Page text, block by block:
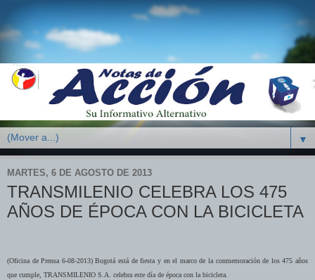
▼
MARTES, 6 DE AGOSTO DE 2013
TRANSMILENIO CELEBRA LOS 475
AÑOS DE ÉPOCA CON LA BICICLETA
(Oficina de Prensa 6-08-2013) Bogotá está de fiesta y en el marco de la conmemoración de los 475 años
que cumple, TRANSMILENIO S.A. celebra este día de época con la bicicleta.